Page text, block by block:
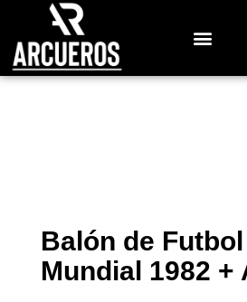
Balón de
Mundial 1982 +